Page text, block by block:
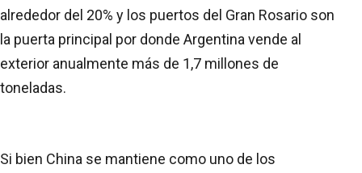
alrededor del 20% y los puertos del Gran Rosario son
la puerta principal por donde Argentina vende al
exterior anualmente más de 1,7 millones de
toneladas.
Si bien China se mantiene como uno de los